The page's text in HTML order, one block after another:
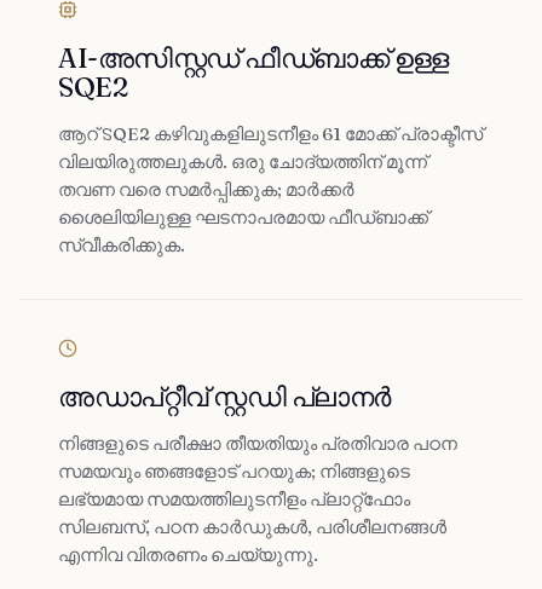
AI-അസിസ്റ്റഡ് ഫീഡ്‌ബാക്ക് ഉള്ള
SQE2
ആറ് SQE2 കഴിവുകളിലുടനീളം 61 മോക്ക് പ്രാക്ടീസ്
വിലയിരുത്തലുകൾ. ഒരു ചോദ്യത്തിന് മൂന്ന്
തവണ വരെ സമർപ്പിക്കുക; മാർക്കർ
ശൈലിയിലുള്ള ഘടനാപരമായ ഫീഡ്‌ബാക്ക്
സ്വീകരിക്കുക.
അഡാപ്റ്റീവ് സ്റ്റഡി പ്ലാനർ
നിങ്ങളുടെ പരീക്ഷാ തീയതിയും പ്രതിവാര പഠന
സമയവും ഞങ്ങളോട് പറയുക; നിങ്ങളുടെ
ലഭ്യമായ സമയത്തിലുടനീളം പ്ലാറ്റ്ഫോം
സിലബസ്, പഠന കാർഡുകൾ, പരിശീലനങ്ങൾ
എന്നിവ വിതരണം ചെയ്യുന്നു.